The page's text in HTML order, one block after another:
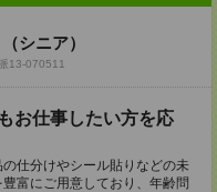
シニア）
13-070511
お仕事したい方を応
仕分けやシール貼りなどの未
富にご用意しており、年齢問